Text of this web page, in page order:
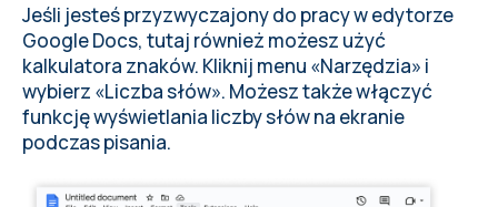
Jeśli jesteś przyzwyczajony do pracy w edytorze
Google Docs, tutaj również możesz użyć
kalkulatora znaków. Kliknij menu «Narzędzia» i
wybierz «Liczba słów». Możesz także włączyć
funkcję wyświetlania liczby słów na ekranie
podczas pisania.